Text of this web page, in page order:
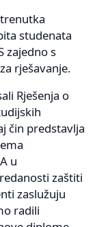
studenata
zajedno s
rješavanje.
Rješenja o
čin predstavlja
u
zaštiti
zaslužuju
radili